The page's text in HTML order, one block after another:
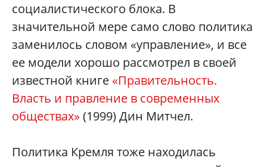
социалистического блока. В
значительной мере само слово политика
заменилось словом «управление», и все
ее модели хорошо рассмотрел в своей
известной книге «Правительность.
Власть и правление в современных
обществах» (1999) Дин Митчел.
Политика Кремля тоже находилась